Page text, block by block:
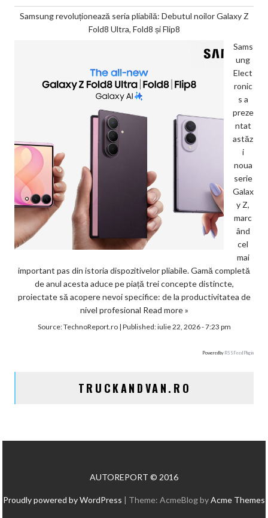
Samsung revoluționează seria pliabilă: Debutul noilor Galaxy Z
Fold8 Ultra, Fold8 și Flip8
Sams
ung
Elect
ronic
s a
preze
ntat
astăz
i
noua
serie
Galax
y Z,
marc
ând
cel
mai
important pas din istoria dispozitivelor pliabile. Gamă completă
de anul acesta aduce pe piață trei concepte distincte,
proiectate să acopere nevoi specifice: de la productivitatea de
nivel profesional Read more »
Source:TechnoReport.ro| Published:iulie 22, 2026 - 7:23 pm
Powered by RSS Feed Plugin
TRUCKANDVAN.RO
AUTOREPORT © 2016
Proudly powered by WordPress | Theme: AcmeBlog byAcme Themes